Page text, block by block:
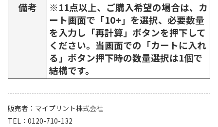
備考
※11点以上、ご購入希望の場合は、カ
ート画面で「10+」を選択、必要数量
を入力し「再計算」ボタンを押下して
ください。当画面での「カートに入れ
る」ボタン押下時の数量選択は1個で
結構です。
販売者
マイプリント株式会社
TEL
0120-710-132